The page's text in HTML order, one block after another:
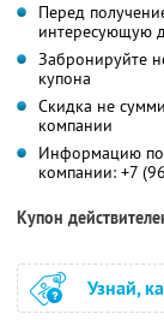
Перед
интересующую
Забронируйте
купона
Скидка не
компании
Информацию по
компании: +7
Купон
Узнай,